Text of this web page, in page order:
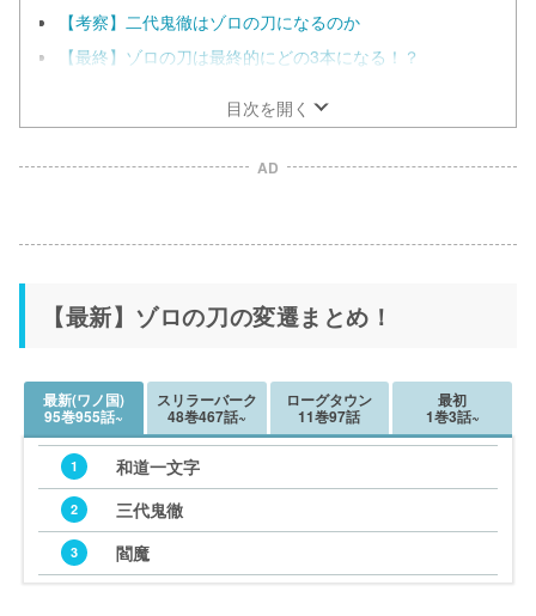
【考察】二代鬼徹はゾロの刀になるのか
【最終】ゾロの刀は最終的にどの3本になる！？
目次を開く
AD
【最新】ゾロの刀の変遷まとめ！
最新(ワノ国)
95巻955話~
1 和道一文字
2 三代鬼徹
3 閻魔
スリラーバーク
48巻467話~
ローグタウン
11巻97話
最初
1巻3話~